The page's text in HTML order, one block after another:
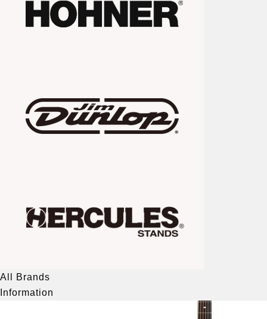
All Brands
Information